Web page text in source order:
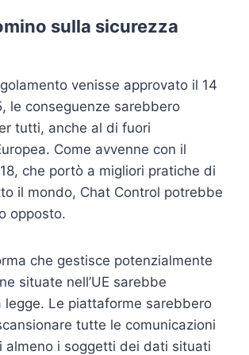
sulla sicurezza
venisse approvato il 14
le conseguenze sarebbero
tutti, anche al di fuori
Come avvenne con il
che portò a migliori pratiche di
il mondo, Chat Control potrebbe
opposto.
che gestisce potenzialmente
situate nell’UE sarebbe
legge. Le piattaforme sarebbero
tutte le comunicazioni
almeno i soggetti dei dati situati